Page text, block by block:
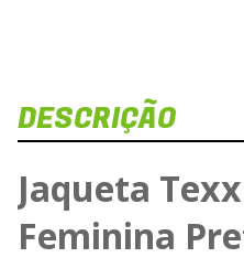
DESCRIÇÃO
Jaqueta
Feminina